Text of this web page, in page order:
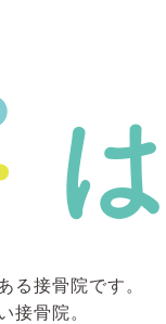
る接骨院です。
接骨院。